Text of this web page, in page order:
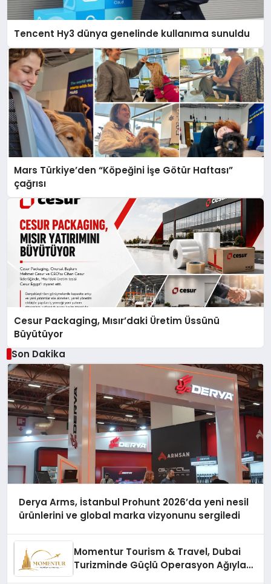
Tencent Hy3 dünya genelinde kullanıma sunuldu
Mars Türkiye’den “Köpeğini İşe Götür Haftası”
çağrısı
Cesur Packaging, Mısır’daki Üretim Üssünü
Büyütüyor
Son Dakika
Derya Arms, İstanbul Prohunt 2026’da yeni nesil
ürünlerini ve global marka vizyonunu sergiledi
Momentur Tourism & Travel, Dubai
Turizminde Güçlü Operasyon Ağıyla